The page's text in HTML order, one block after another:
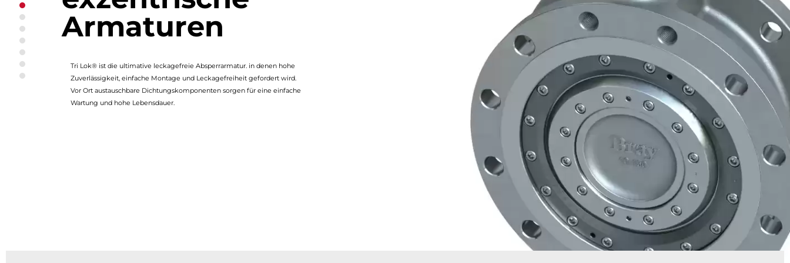
Tri Lok® dreifach-exzentrische Armaturen
Universelles Design
Metallisch dichtend
Zuverlässig
Interne Wellenverbindung
Stopfbuchspackung
Vor Ort reparierbar
Armaturen
Tri Lok® ist die ultimative leckagefreie Absperrarmatur. in denen hohe
Zuverlässigkeit, einfache Montage und Leckagefreiheit gefordert wird.
Vor Ort austauschbare Dichtungskomponenten sorgen für eine einfache
Wartung und hohe Lebensdauer.